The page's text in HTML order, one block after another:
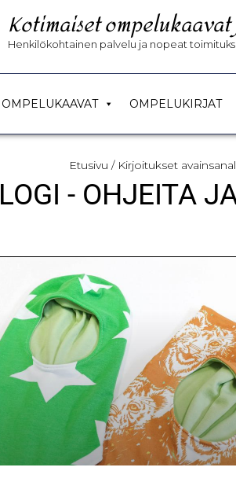
Kotimaiset
Henkilökohtainen palvelu ja nopeat
OMPELUKAAVAT OMPELUKIRJAT
Etusivu / Kirjoitukset
- OHJEITA